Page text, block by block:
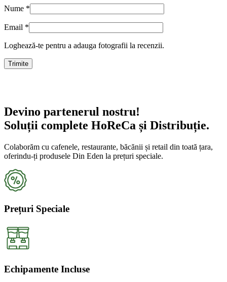
Nume *
Email *
Loghează-te pentru a adauga fotografii la recenzii.
Devino partenerul nostru!
Soluții complete HoReCa și Distribuție.
Colaborăm cu cafenele, restaurante, băcănii și retail din toată țara,
oferindu-ți produsele Din Eden la prețuri speciale.
Prețuri Speciale
Echipamente Incluse